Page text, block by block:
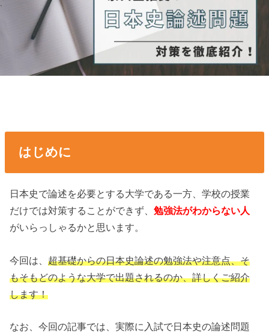
はじめに
日本史で論述を必要とする大学である一方、学校の授業
だけでは対策することができず、勉強法がわからない人
がいらっしゃるかと思います。
今回は、超基礎からの日本史論述の勉強法や注意点、そ
もそもどのような大学で出題されるのか、詳しくご紹介
します！
なお、今回の記事では、実際に入試で日本史の論述問題